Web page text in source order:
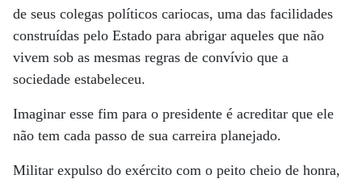
de seus colegas políticos cariocas, uma das facilidades
construídas pelo Estado para abrigar aqueles que não
vivem sob as mesmas regras de convívio que a
sociedade estabeleceu.
Imaginar esse fim para o presidente é acreditar que ele
não tem cada passo de sua carreira planejado.
Militar expulso do exército com o peito cheio de honra,